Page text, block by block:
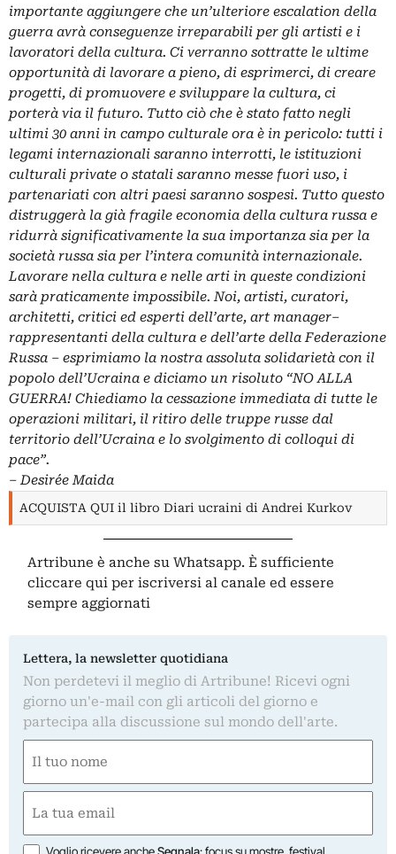
importante aggiungere che un’ulteriore escalation della
guerra avrà conseguenze irreparabili per gli artisti e i
lavoratori della cultura. Ci verranno sottratte le ultime
opportunità di lavorare a pieno, di esprimerci, di creare
progetti, di promuovere e sviluppare la cultura, ci
porterà via il futuro. Tutto ciò che è stato fatto negli
ultimi 30 anni in campo culturale ora è in pericolo: tutti i
legami internazionali saranno interrotti, le istituzioni
culturali private o statali saranno messe fuori uso, i
partenariati con altri paesi saranno sospesi. Tutto questo
distruggerà la già fragile economia della cultura russa e
ridurrà significativamente la sua importanza sia per la
società russa sia per l’intera comunità internazionale.
Lavorare nella cultura e nelle arti in queste condizioni
sarà praticamente impossibile.Noi, artisti, curatori,
architetti, critici ed esperti dell’arte, art manager–
rappresentanti della cultura e dell’arte della Federazione
Russa – esprimiamo la nostra assoluta solidarietà con il
popolo dell’Ucraina e diciamo un risoluto “NO ALLA
GUERRA! Chiediamo la cessazione immediata di tutte le
operazioni militari, il ritiro delle truppe russe dal
territorio dell’Ucraina e lo svolgimento di colloqui di
pace”.
– Desirée Maida
ACQUISTA QUI il libro Diari ucraini di Andrei Kurkov
Artribune è anche su Whatsapp. È sufficiente
cliccare qui per iscriversi al canale ed essere
sempre aggiornati
Lettera, la newsletter quotidiana
Non perdetevi il meglio di Artribune! Ricevi ogni
giorno un'e-mail con gli articoli del giorno e
partecipa alla discussione sul mondo dell'arte.
(Obbligatorio)
Nome
(Obbligatorio)